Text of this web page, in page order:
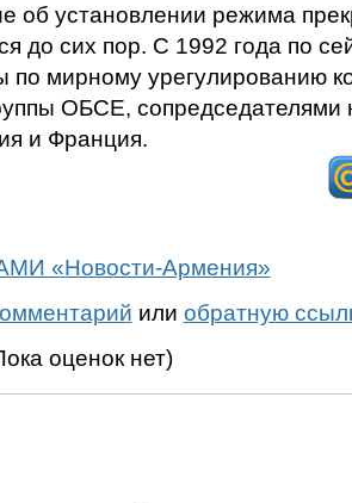
об установлении режима
до сих пор. С 1992 года по
по мирному урегулированию
ОБСЕ, сопредседателями
и Франция.
«Новости-Армения»
или обратную
оценок нет)